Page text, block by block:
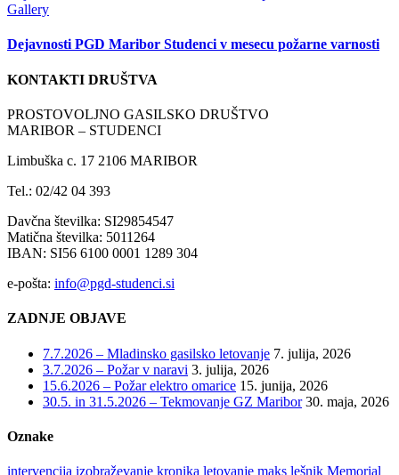
Gallery
Dejavnosti PGD Maribor Studenci v mesecu požarne varnosti
KONTAKTI DRUŠTVA
PROSTOVOLJNO GASILSKO DRUŠTVO
MARIBOR – STUDENCI
Limbuška c. 17 2106 MARIBOR
Tel.: 02/42 04 393
Davčna številka: SI29854547
Matična številka: 5011264
IBAN: SI56 6100 0001 1289 304
e-pošta: info@pgd-studenci.si
ZADNJE OBJAVE
7.7.2026 – Mladinsko gasilsko letovanje 7. julija, 2026
3.7.2026 – Požar v naravi 3. julija, 2026
15.6.2026 – Požar elektro omarice 15. junija, 2026
30.5. in 31.5.2026 – Tekmovanje GZ Maribor 30. maja, 2026
Oznake
intervencija izobraževanje kronika letovanje maks lešnik Memorial